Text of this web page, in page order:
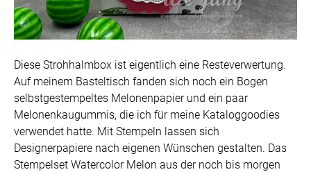
Diese Strohhalmbox ist eigentlich eine Resteverwertung.
Auf meinem Basteltisch fanden sich noch ein Bogen
selbstgestempeltes Melonenpapier und ein paar
Melonenkaugummis, die ich für meine Kataloggoodies
verwendet hatte. Mit Stempeln lassen sich
Designerpapiere nach eigenen Wünschen gestalten. Das
Stempelset Watercolor Melon aus der noch bis morgen